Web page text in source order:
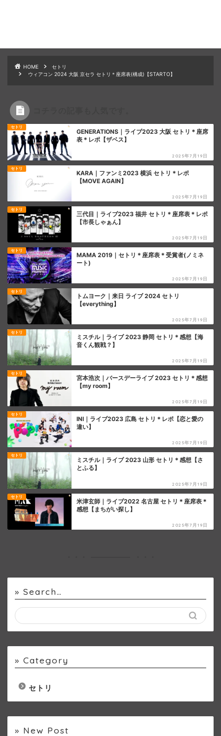
HOME
セトリ
ウィアコン 2024 大阪 京セラ セトリ＊座席表(構成)【STARTO】
セトリ
GENERATIONS｜ライブ2023 大阪 セトリ＊座席
表＊レポ【ザベス】
2025年7月19日
セトリ
KARA｜ファンミ2023 横浜 セトリ＊レポ
【MOVE AGAIN】
2025年7月19日
セトリ
三代目｜ライブ2023 福井 セトリ＊座席表＊レポ
【市長しゃぁん】
2025年7月19日
セトリ
MAMA 2019｜セトリ＊座席表＊受賞者(ノミネ
ート)
2025年7月19日
セトリ
トムヨーク｜来日 ライブ 2024 セトリ
【everything】
2025年7月19日
セトリ
ミスチル｜ライブ 2023 静岡 セトリ＊感想【海
音くん観戦？】
2025年7月19日
セトリ
宮本浩次｜バースデーライブ 2023 セトリ＊感想
【my room】
2025年7月19日
セトリ
INI｜ライブ2023 広島 セトリ＊レポ【恋と愛の
違い】
2025年7月19日
セトリ
ミスチル｜ライブ 2023 山形 セトリ＊感想【さ
とふる】
2025年7月19日
セトリ
米津玄師｜ライブ2022 名古屋 セトリ＊座席表＊
感想【まちがい探し】
2025年7月19日
» Search…
» Category
セトリ
» New Post